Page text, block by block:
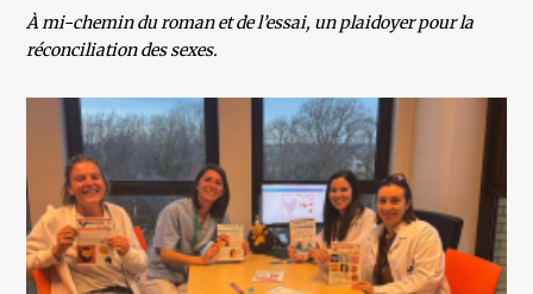
À mi-chemin du roman et de l’essai, un plaidoyer pour la
réconciliation des sexes.